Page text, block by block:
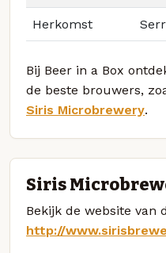
Herkomst
Bij Beer in a Box
de beste brouwers,
Siris Microbrewery.
Siris
Bekijk de website van
http://